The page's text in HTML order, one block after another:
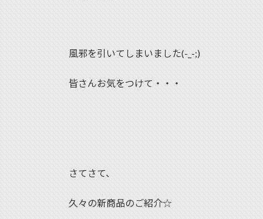
風邪を引いてしまいました(-_-;)
皆さんお気をつけて・・・
さてさて、
久々の新商品のご紹介☆